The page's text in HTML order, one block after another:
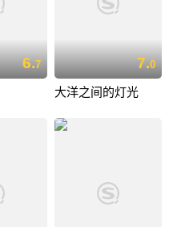
6.7 7.0
大洋之间的灯光